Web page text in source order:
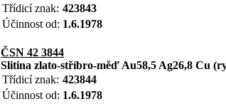
Třídicí znak: 423843
Účinnost od: 1.6.1978
ČSN 42 3844
Slitina zlato-stříbro-měď Au58,5 Ag26,8 Cu
Třídicí znak: 423844
Účinnost od: 1.6.1978